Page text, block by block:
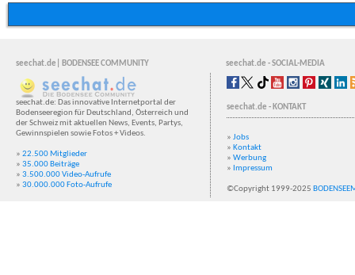
seechat.de| BODENSEE COMMUNITY seechat.de - SOCIAL-MEDIA
seechat.de: Das innovative Internetportal der
Bodenseeregion für Deutschland, Österreich und
der Schweiz mit aktuellen News, Events, Partys,
Gewinnspielen sowie Fotos + Videos.
» 22.500 Mitglieder
» 35.000 Beiträge
» 3.500.000 Video-Aufrufe
» 30.000.000 Foto-Aufrufe
seechat.de - KONTAKT
» Jobs
» Kontakt
» Werbung
» Impressum
©Copyright 1999-2025